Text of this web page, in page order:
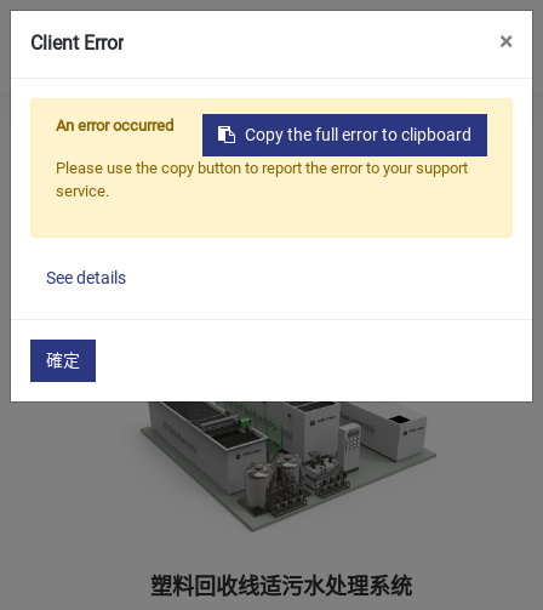
应用
关于我们
联系我们
简体中文 English (US)
首页 Products 辅助机械
塑料回收线适污水处理系统
Client Error ×
Copy the full error to clipboard
An error occurred
Please use the copy button to report the error to your support
service.
See details
確定